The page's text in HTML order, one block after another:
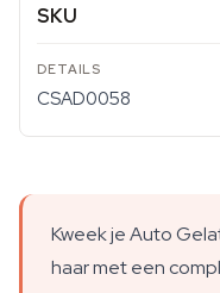
SKU
CSAD0058
Kweek je Auto
haar met een